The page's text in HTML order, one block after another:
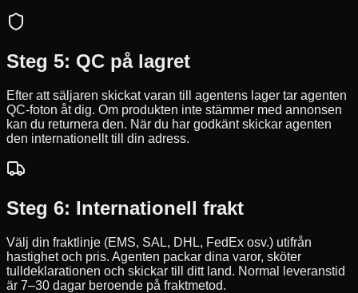
Steg 5: QC på lagret
Efter att säljaren skickat varan till agentens lager tar agenten
QC-foton åt dig. Om produkten inte stämmer med annonsen
kan du returnera den. När du har godkänt skickar agenten
den internationellt till din adress.
Steg 6: Internationell frakt
Välj din fraktlinje (EMS, SAL, DHL, FedEx osv.) utifrån
hastighet och pris. Agenten packar dina varor, sköter
tulldeklarationen och skickar till ditt land. Normal leveranstid
är 7–30 dagar beroende på fraktmetod.